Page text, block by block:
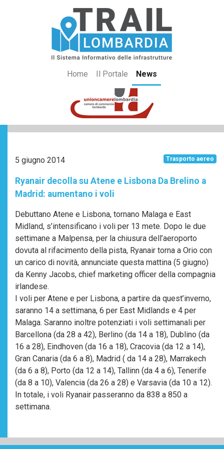
Home Il Portale News
5 giugno 2014 Trasporto aereo
Ryanair decolla su Atene e Lisbona Da Brelino a
Madrid: aumentano i voli
Debuttano Atene e Lisbona, tornano Malaga e East
Midland, s’intensificano i voli per 13 mete. Dopo le due
settimane a Malpensa, per la chiusura dell’aeroporto
dovuta al rifacimento della pista, Ryanair torna a Orio con
un carico di novità, annunciate questa mattina (5 giugno)
da Kenny Jacobs, chief marketing officer della compagnia
irlandese.
I voli per Atene e per Lisbona, a partire da quest’inverno,
saranno 14 a settimana, 6 per East Midlands e 4 per
Malaga. Saranno inoltre potenziati i voli settimanali per
Barcellona (da 28 a 42), Berlino (da 14 a 18), Dublino (da
16 a 28), Eindhoven (da 16 a 18), Cracovia (da 12 a 14),
Gran Canaria (da 6 a 8), Madrid ( da 14 a 28), Marrakech
(da 6 a 8), Porto (da 12 a 14), Tallinn (da 4 a 6), Tenerife
(da 8 a 10), Valencia (da 26 a 28) e Varsavia (da 10 a 12).
In totale, i voli Ryanair passeranno da 838 a 850 a
settimana.